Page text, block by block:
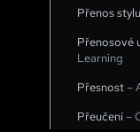
Přenos stylu
Přenosové
Learning
Přesnost–
Přeučení–